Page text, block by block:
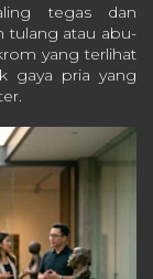
tegas dan
tulang atau abu-
yang terlihat
gaya pria yang